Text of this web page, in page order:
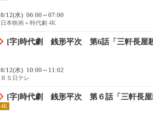
8/12(水) 06:00～07:00
日本映画＋時代劇 4K
[字]時代劇 銭形平次 第6話「三軒長屋
8/12(水) 10:00～11:02
ＢＳ日テレ
[字]時代劇 銭形平次 第６話「三軒長
4K